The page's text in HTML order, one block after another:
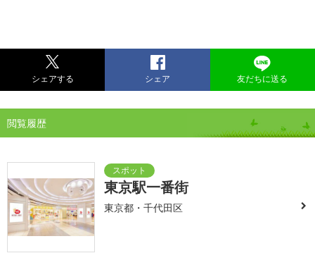
シェアする シェア 友だちに送る
閲覧履歴
東京駅一番街
東京都・千代田区